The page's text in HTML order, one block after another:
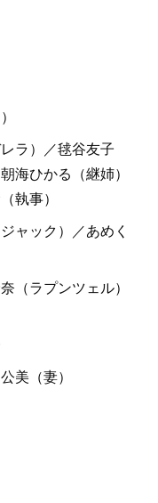
ラ）／毬谷友子
海ひかる（継姉）
執事）
ャック）／あめく
ラプンツェル）
美（妻）